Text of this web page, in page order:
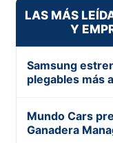
LAS MÁS
Y
Samsung
plegables más
Mundo Cars
Ganadera